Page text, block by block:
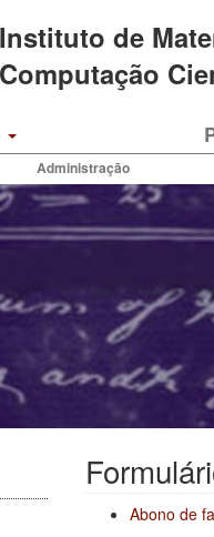
Instituto de
Computação
Administração
Abono de